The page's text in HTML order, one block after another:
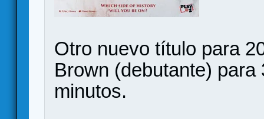
Otro nuevo título para
Brown (debutante)
minutos.